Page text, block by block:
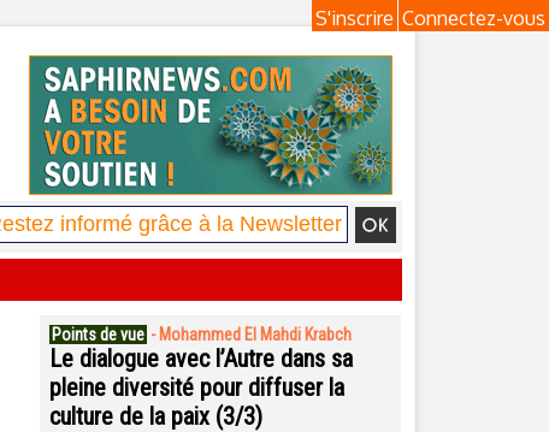
Connectez-vous
S'inscrire
Points de vue - Mohammed El Mahdi Krabch
Le dialogue avec l’Autre dans sa
pleine diversité pour diffuser la
culture de la paix (3/3)